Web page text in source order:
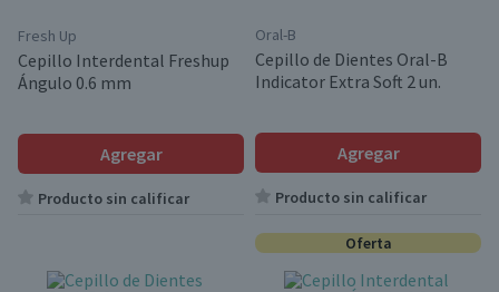
Fresh Up
Cepillo Interdental Freshup
Ángulo 0.6 mm
Agregar
Producto sin calificar
Oral-B
Cepillo de Dientes Oral-B
Indicator Extra Soft 2 un.
Agregar
Producto sin calificar
Oferta